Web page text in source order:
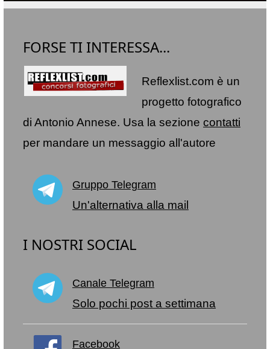
FORSE TI INTERESSA...
Reflexlist.com è un
progetto fotografico
di Antonio Annese. Usa la sezione contatti
per mandare un messaggio all'autore
Gruppo Telegram
Un'alternativa alla mail
I NOSTRI SOCIAL
Canale Telegram
Solo pochi post a settimana
Facebook